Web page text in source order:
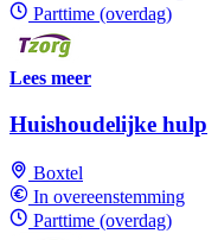
Parttime (overdag)
Lees meer
Huishoudelijke hulp
Boxtel
In overeenstemming
Parttime (overdag)